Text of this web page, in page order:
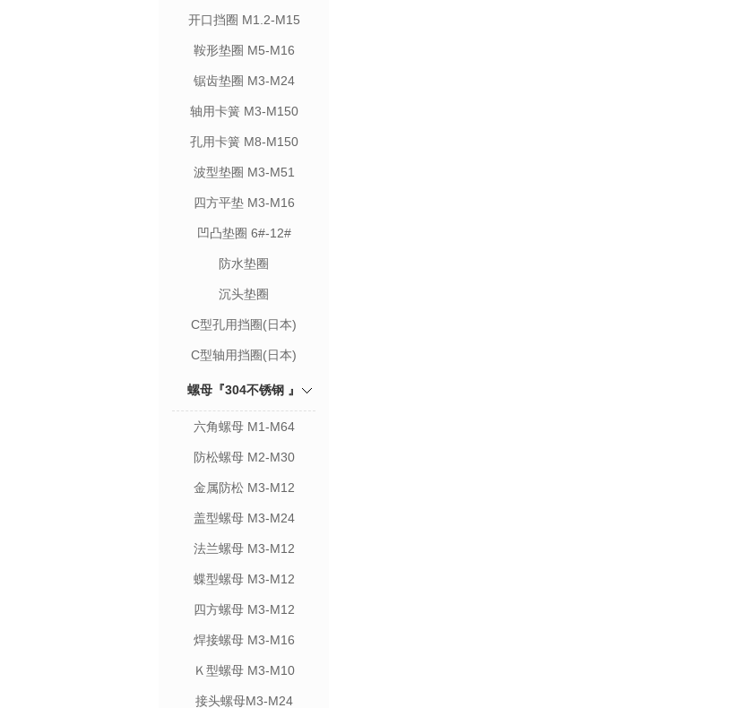
开口挡圈 M1.2-M15
鞍形垫圈 M5-M16
锯齿垫圈 M3-M24
轴用卡簧 M3-M150
孔用卡簧 M8-M150
波型垫圈 M3-M51
四方平垫 M3-M16
凹凸垫圈 6#-12#
防水垫圈
沉头垫圈
C型孔用挡圈(日本)
C型轴用挡圈(日本)
螺母『304不锈钢 』
六角螺母 M1-M64
防松螺母 M2-M30
金属防松 M3-M12
盖型螺母 M3-M24
法兰螺母 M3-M12
蝶型螺母 M3-M12
四方螺母 M3-M12
焊接螺母 M3-M16
Ｋ型螺母 M3-M10
接头螺母M3-M24